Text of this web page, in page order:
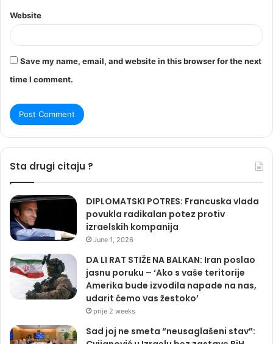
Website
Save my name, email, and website in this browser for the next
time I comment.
Sta drugi citaju ?
DIPLOMATSKI POTRES: Francuska vlada
povukla radikalan potez protiv
izraelskih kompanija
June 1, 2026
DA LI RAT STIŽE NA BALKAN: Iran poslao
jasnu poruku – ‘Ako s vaše teritorije
Amerika bude izvodila napade na nas,
udarit ćemo vas žestoko’
prije 2 weeks
Sad joj ne smeta “neusaglašeni stav”: